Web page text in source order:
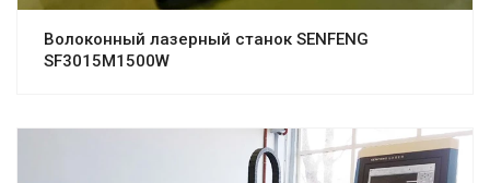
Волоконный лазерный станок SENFENG
SF3015M1500W